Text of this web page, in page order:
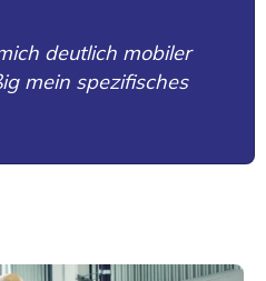
deutlich mobiler
mein spezifisches